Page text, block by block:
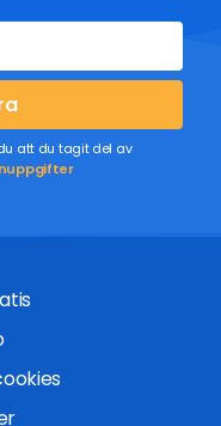
att du tagit del av